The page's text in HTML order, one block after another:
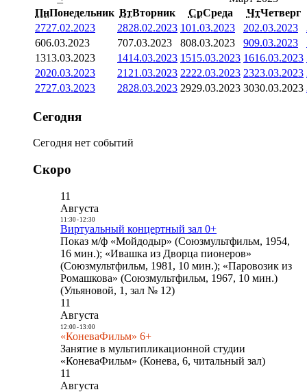
ПнПонедельник ВтВторник СрСреда ЧтЧетверг
2727.02.2023 2828.02.2023 101.03.2023 202.03.2023
606.03.2023 707.03.2023 808.03.2023 909.03.2023
1313.03.2023 1414.03.2023 1515.03.2023 1616.03.2023
2020.03.2023 21 21.03.2023 2222.03.2023 2323.03.2023
2727.03.2023 2828.03.2023 2929.03.2023 3030.03.2023
Сегодня
Сегодня нет событий
Скоро
11
Августа
11:30- 12:30
Виртуальный концертный зал 0+
Показ м/ф «Мойдодыр» (Союзмультфильм, 1954,
16 мин.); «Ивашка из Дворца пионеров»
(Союзмультфильм, 1981, 10 мин.); «Паровозик из
Ромашкова» (Союзмультфильм, 1967, 10 мин.)
(Ульяновой, 1, зал № 12)
11
Августа
12:00- 13:00
«КоневаФильм» 6+
Занятие в мультипликационной студии
«КоневаФильм» (Конева, 6, читальный зал)
11
Августа